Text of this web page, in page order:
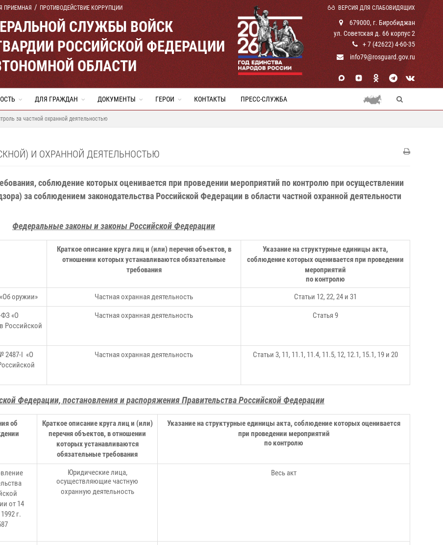
ПРИЕМНАЯ ПРОТИВОДЕЙСТВИЕ КОРРУПЦИИ ВЕРСИЯ ДЛЯ СЛАБОВИДЯЩИХ
СЛУЖБЫ ВОЙСК
РОССИЙСКОЙ ФЕДЕРАЦИИ
ОБЛАСТИ
679000, г. Биробиджан
ул. Советская д. 66 корпус 2
+ 7 (42622) 4-60-35
info79@rosguard.gov.ru
ДЛЯ ГРАЖДАН ДОКУМЕНТЫ ГЕРОИ КОНТАКТЫ ПРЕСС-СЛУЖБА
за частной охранной деятельностью
И ОХРАННОЙ ДЕЯТЕЛЬНОСТЬЮ
соблюдение которых оценивается при проведении мероприятий по контролю при осуществлении
за соблюдением законодательства Российской Федерации в области частной охранной деятельности
Федеральные законы и законы Российской Федерации
Краткое описание круга лиц и (или) перечня объектов, в
отношении которых устанавливаются обязательные
требования
Указание на структурные единицы акта,
соблюдение которых оценивается при проведении
мероприятий
по контролю
оружии» Частная охранная деятельность Статьи 12, 22, 24 и 31
ФЗ «О
в Российской
Частная охранная деятельность Статья 9
2487-I «О
Частная охранная деятельность Статьи 3, 11, 11.1, 11.4, 11.5, 12, 12.1, 15.1, 19 и 20
Федерации, постановления и распоряжения Правительства Российской Федерации
об
Краткое описание круга лиц и (или)
перечня объектов, в отношении
которых устанавливаются
обязательные требования
Указание на структурные единицы акта, соблюдение которых оценивается
при проведении мероприятий
по контролю
от 14
г.
Юридические лица,
осуществляющие частную
охранную деятельность
Весь акт